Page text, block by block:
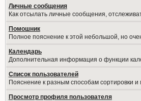
Личные сообщения
Как отсылать личные сообщения,
Помошник
Полное пояснение к этой небольшой, но
Календарь
Дополнительная информация о функции
Список пользователей
Пояснение к разным способам сортировки
Просмотр профиля пользователя